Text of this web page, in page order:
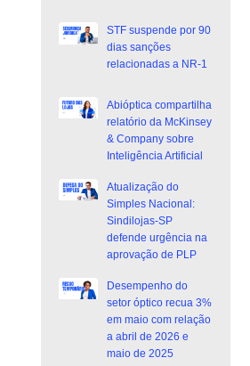
STF suspende por 90
dias sanções
relacionadas a NR-1
Abióptica compartilha
relatório da McKinsey
& Company sobre
Inteligência Artificial
Atualização do
Simples Nacional:
Sindilojas-SP
defende urgência na
aprovação de PLP
Desempenho do
setor óptico recua 3%
em maio com relação
a abril de 2026 e
maio de 2025